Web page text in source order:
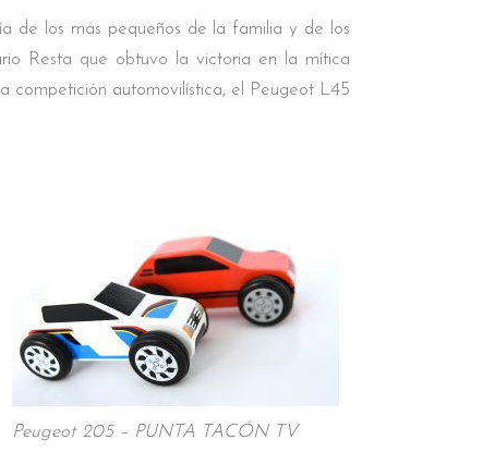
de los más pequeños de la familia y de los
Resta que obtuvo la victoria en la mítica
competición automovilística, el Peugeot L45
Peugeot 205 – PUNTA TACÓN TV